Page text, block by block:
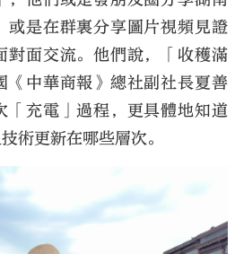
或是在群裏分享圖片視頻見證
對面交流。他們說，「收穫滿
《中華商報》總社副社長夏善
「充電」過程，更具體地知道
術更新在哪些層次。